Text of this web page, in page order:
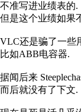
不准写进业绩表的.
但是这个业绩如果
VLC还是骗了一些
比如ABB电容器.
据闻后来
而后就没有了下文.